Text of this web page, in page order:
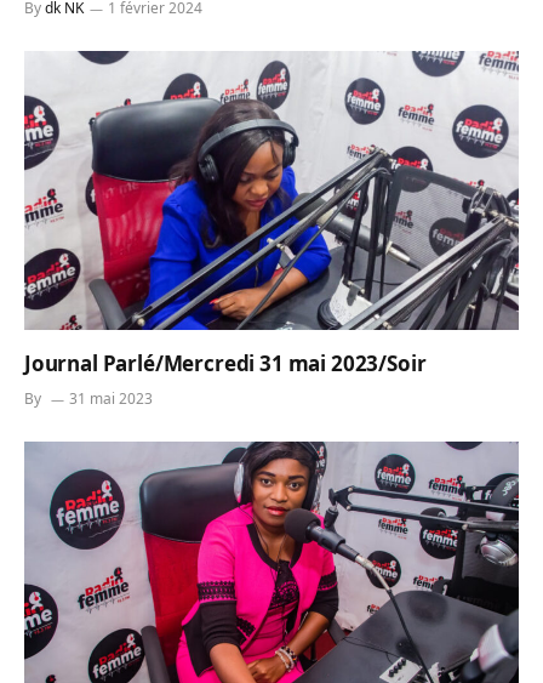
Bydk NK 1 février 2024
Journal Parlé/Mercredi 31 mai 2023/Soir
By 31 mai 2023